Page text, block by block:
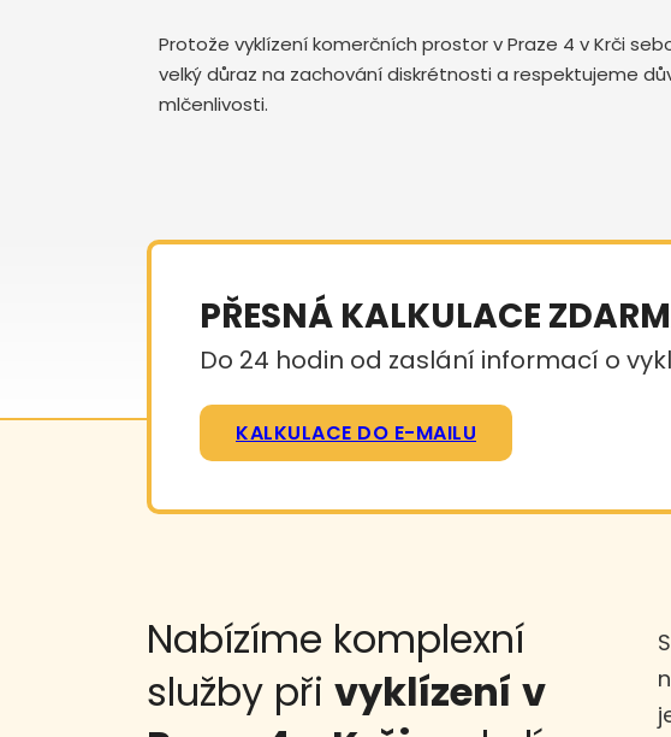
Protože vyklízení komerčních prostor v Praze 4 v Krči
velký důraz na zachování diskrétnosti a respektujeme
mlčenlivosti.
PŘESNÁ KALKULACE
Do 24 hodin od zaslání informací o
KALKULACE DO E-MAILU
Nabízíme komplexní
služby při vyklízení v